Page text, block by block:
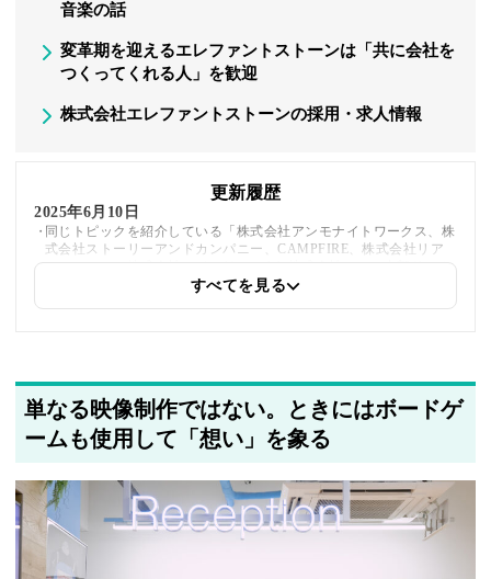
音楽の話
変革期を迎えるエレファントストーンは「共に会社を
つくってくれる人」を歓迎
株式会社エレファントストーンの採用・求人情報
更新履歴
2025年6月10日
同じトピックを紹介している「株式会社アンモナイトワークス、株
式会社ストーリーアンドカンパニー、CAMPFIRE、株式会社リア
レーション、株式会社エイスリー、dely株式会社」への内部リンク
2025年5月21日
筆者情報を更新しました
すべてを見る
単なる映像制作ではない。ときにはボードゲ
ームも使用して「想い」を象る